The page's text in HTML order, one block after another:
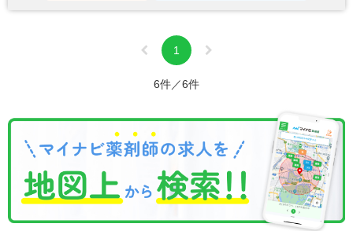
1
6件／6件